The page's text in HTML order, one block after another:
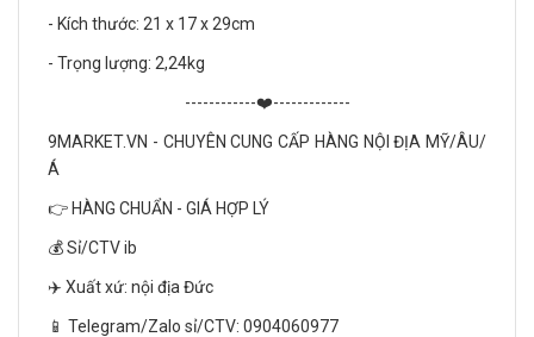
- Kích thước: 21 x 17 x 29cm
- Trọng lượng: 2,24kg
------------❤️-------------
9MARKET.VN - CHUYÊN CUNG CẤP HÀNG NỘI ĐỊA MỸ/ÂU/
Á
👉 HÀNG CHUẨN - GIÁ HỢP LÝ
💰 Sỉ/CTV ib
✈️ Xuất xứ: nội địa Đức
📱 Telegram/Zalo sỉ/CTV: 0904060977